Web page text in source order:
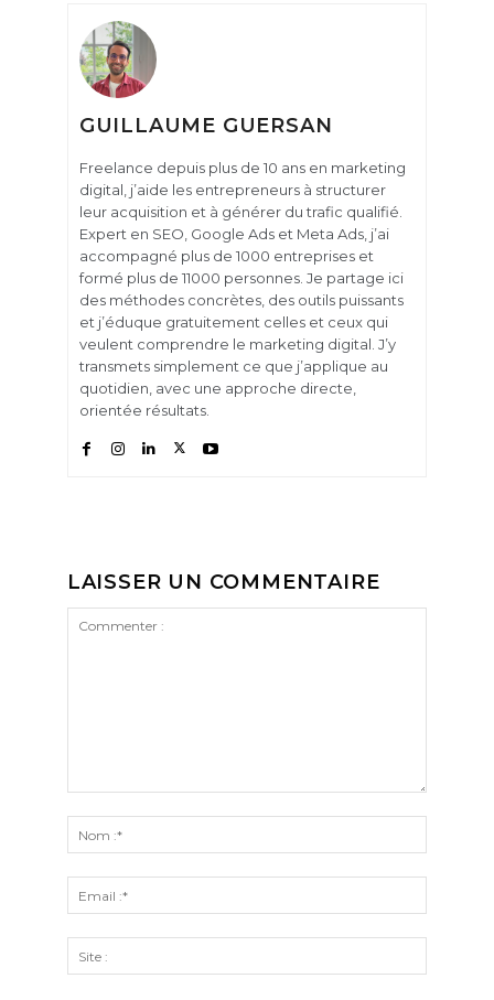
GUILLAUME GUERSAN
Freelance depuis plus de 10 ans en marketing
digital, j’aide les entrepreneurs à structurer
leur acquisition et à générer du trafic qualifié.
Expert en SEO, Google Ads et Meta Ads, j’ai
accompagné plus de 1000 entreprises et
formé plus de 11000 personnes. Je partage ici
des méthodes concrètes, des outils puissants
et j’éduque gratuitement celles et ceux qui
veulent comprendre le marketing digital. J’y
transmets simplement ce que j’applique au
quotidien, avec une approche directe,
orientée résultats.
LAISSER UN COMMENTAIRE
:*
:*
: